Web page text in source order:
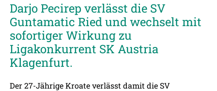
Darjo Pecirep verlässt die SV
Guntamatic Ried und wechselt mit
sofortiger Wirkung zu
Ligakonkurrent SK Austria
Klagenfurt.
Der 27-Jährige Kroate verlässt damit die SV